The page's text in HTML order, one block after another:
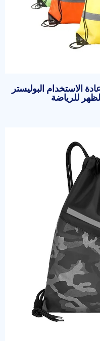
الاستخدام البوليستر
للرياضة